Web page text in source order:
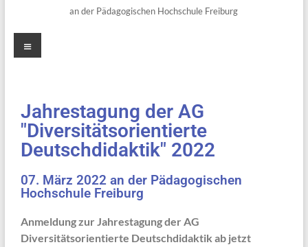
an der Pädagogischen Hochschule Freiburg
Jahrestagung der AG
"Diversitätsorientierte
Deutschdidaktik" 2022
07. März 2022 an der Pädagogischen
Hochschule Freiburg
Anmeldung zur Jahrestagung der AG
Diversitätsorientierte Deutschdidaktik ab jetzt